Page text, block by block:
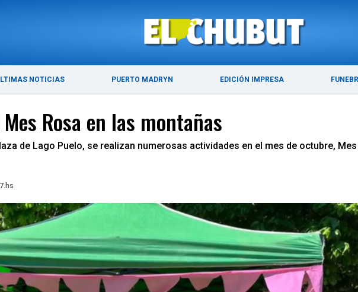
NOTICIAS PUERTO MADRYN EDICIÓN IMPRESA
ÚLTIMAS NOTICIAS PUERTO MADRYN
Rosa en las montañas
de Lago Puelo, se realizan numerosas actividades en el mes de octubre,